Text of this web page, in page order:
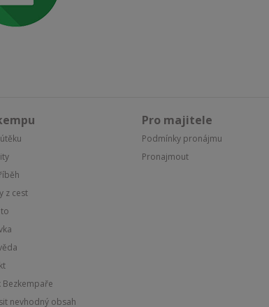
z cest
Bezkempaře
nevhodný obsah
Pro majitele
Podmínky pronájmu
Pronajmout